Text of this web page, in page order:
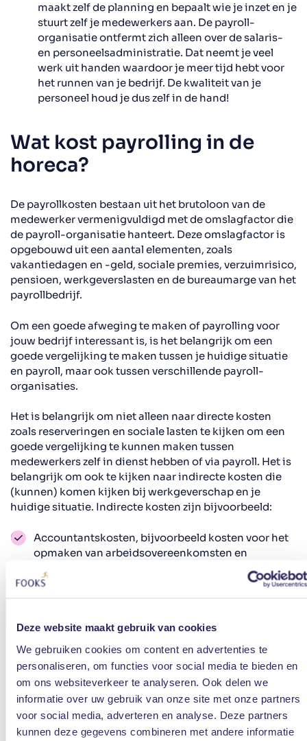
Deze website maakt gebruik van cookies
We gebruiken cookies om content en advertenties te
personaliseren, om functies voor social media te bieden en
om ons websiteverkeer te analyseren. Ook delen we
informatie over uw gebruik van onze site met onze partners
voor social media, adverteren en analyse. Deze partners
kunnen deze gegevens combineren met andere informatie
maakt zelf de planning en bepaalt wie je inzet en je
stuurt zelf je medewerkers aan. De payroll-
organisatie ontfermt zich alleen over de salaris-
en personeelsadministratie. Dat neemt je veel
werk uit handen waardoor je meer tijd hebt voor
het runnen van je bedrijf. De kwaliteit van je
personeel houd je dus zelf in de hand!
Wat kost payrolling in de
horeca?
De payrollkosten bestaan uit het brutoloon van de
medewerker vermenigvuldigd met de omslagfactor die
de payroll-organisatie hanteert. Deze omslagfactor is
opgebouwd uit een aantal elementen, zoals
vakantiedagen en -geld, sociale premies, verzuimrisico,
pensioen, werkgeverslasten en de bureaumarge van het
payrollbedrijf.
Om een goede afweging te maken of payrolling voor
jouw bedrijf interessant is, is het belangrijk om een
goede vergelijking te maken tussen je huidige situatie
en payroll, maar ook tussen verschillende payroll-
organisaties.
Het is belangrijk om niet alleen naar directe kosten
zoals reserveringen en sociale lasten te kijken om een
goede vergelijking te kunnen maken tussen
medewerkers zelf in dienst hebben of via payroll. Het is
belangrijk om ook te kijken naar indirecte kosten die
(kunnen) komen kijken bij werkgeverschap en je
huidige situatie. Indirecte kosten zijn bijvoorbeeld:
Accountantskosten, bijvoorbeeld kosten voor het
opmaken van arbeidsovereenkomsten en
Kosten bij juridische (personeels)zaken,
Administratiekosten, bijvoorbeeld loon- en
personeelsadministratie door de boekhouder,
maar denk ook aan je eigen uren die betaald
moeten worden als het zelf doet.
Kosten risico’s bij contracten, bijvoorbeeld de
transitievergoeding die je wettelijk moet betalen
bij ontslag.
Kosten voor ziekteverzekering, niet alleen de